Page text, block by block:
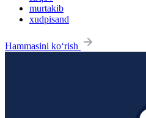
murtakib
xudpisand
Hammasini ko‘rish